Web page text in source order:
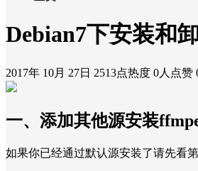
Debian7下安装和
2017年 10月 27日 2513点热度 0人点赞
一、添加其他源安装
如果你已经通过默认源安装了请先看